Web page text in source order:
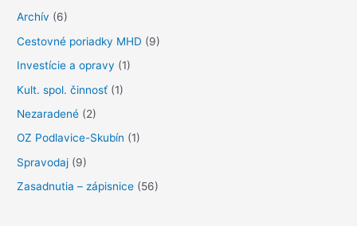
Archív (6)
Cestovné poriadky MHD (9)
Investície a opravy (1)
Kult. spol. činnosť (1)
Nezaradené (2)
OZ Podlavice-Skubín (1)
Spravodaj (9)
Zasadnutia – zápisnice (56)